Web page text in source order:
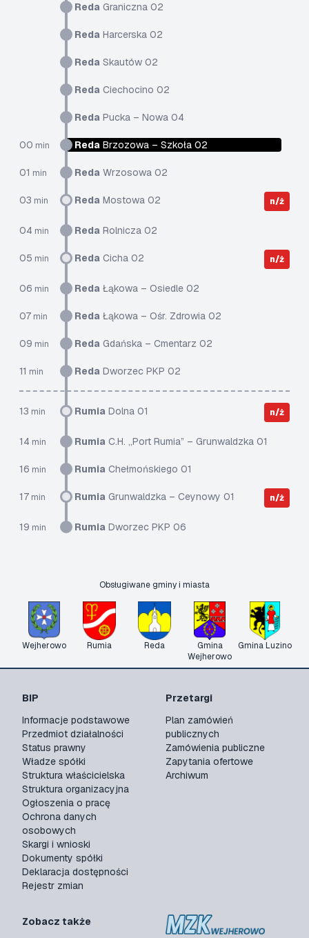
Reda Graniczna 02
Reda Harcerska 02
Reda Skautów 02
Reda Ciechocino 02
Reda Pucka – Nowa 04
00 min Reda Brzozowa – Szkoła 02
01 min Reda Wrzosowa 02
03 min Reda Mostowa 02 n/ż
04 min Reda Rolnicza 02
05 min Reda Cicha 02 n/ż
06 min Reda Łąkowa – Osiedle 02
07 min Reda Łąkowa – Ośr. Zdrowia 02
09 min Reda Gdańska – Cmentarz 02
11 min Reda Dworzec PKP 02
13 min Rumia Dolna 01 n/ż
14 min Rumia C.H. „Port Rumia” – Grunwaldzka 01
16 min Rumia Chełmońskiego 01
17 min Rumia Grunwaldzka – Ceynowy 01 n/ż
19 min Rumia Dworzec PKP 06
Obsługiwane gminy i miasta
Wejherowo Rumia Reda
Gmina
Wejherowo
Gmina Luzino
BIP
Informacje podstawowe
Przedmiot działalności
Status prawny
Władze spółki
Struktura właścicielska
Struktura organizacyjna
Ogłoszenia o pracę
Ochrona danych
osobowych
Skargi i wnioski
Dokumenty spółki
Deklaracja dostępności
Rejestr zmian
Przetargi
Plan zamówień
publicznych
Zamówienia publiczne
Zapytania ofertowe
Archiwum
Zobacz także